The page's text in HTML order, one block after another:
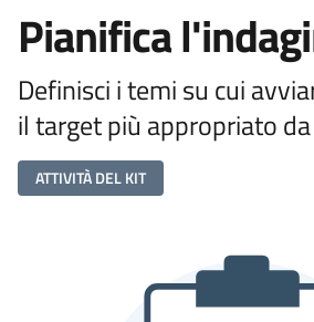
Pianifica
Definisci i temi su cui
il target più appropriato
ATTIVITÀ DEL KIT